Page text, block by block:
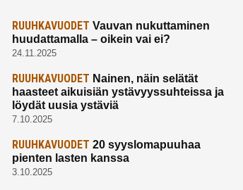
RUUHKAVUODET Vauvan nukuttaminen
huudattamalla – oikein vai ei?
24.11.2025
RUUHKAVUODET Nainen, näin selätät
haasteet aikuisiän ystävyyssuhteissa ja
löydät uusia ystäviä
7.10.2025
RUUHKAVUODET 20 syyslomapuuhaa
pienten lasten kanssa
3.10.2025